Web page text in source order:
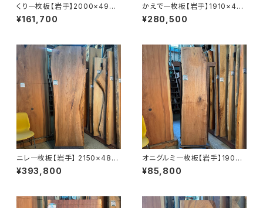
くり一枚板【岩手】2000×490~
570×53㎜【オイル塗装 仕上げ
済み】
¥161,700
かえで一枚板【岩手】1910×410
~730×55㎜【オイル塗装 仕上
げ済み】
¥280,500
ニレ一枚板【岩手】 2150×480
~740×55㎜【オイル塗装 仕上
げ済み】
¥393,800
オニグルミ一枚板【岩手】1900×
400~500×45㎜【オイル塗装
仕上げ済み】
¥85,800